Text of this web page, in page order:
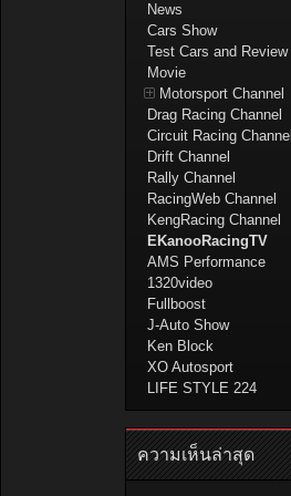
News
Cars Show
Test Cars and Review
Movie
Motorsport Channel
Drag Racing Channel
Circuit Racing Channel
Drift Channel
Rally Channel
RacingWeb Channel
KengRacing Channel
EKanooRacingTV
AMS Performance
1320video
Fullboost
J-Auto Show
Ken Block
XO Autosport
LIFE STYLE 224
ความเห็นล่าสุด